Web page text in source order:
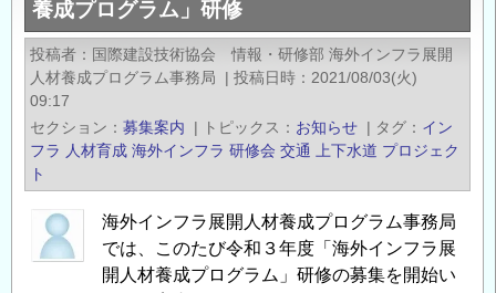
テ
ム
計
測
制
御
（EICA）
第
養成プログラム」研修
投稿者
国際建設技術協会 情報・研修部 海外インフラ展開
人材養成プログラム事務局
| 投稿日時
2021/08/03(火)
09:17
セクション
募集案内 | トピックス お知らせ | タグ
イン
フラ 人材育成 海外インフラ 研修会 交通 上下水道 プロジェク
ト
海外インフラ展開人材養成プログラム事務局
では、このたび令和３年度「海外インフラ展
開⼈材養成プログラム」研修の募集を開始い